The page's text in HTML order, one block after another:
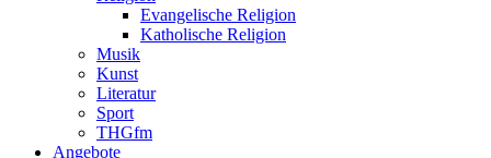
Evangelische Religion
Katholische Religion
Musik
Kunst
Literatur
Sport
THGfm
Angebote